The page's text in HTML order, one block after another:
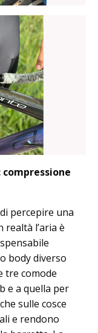
percepire una
l’aria è
body diverso
tre comode
e a quella per
sulle cosce
e rendono